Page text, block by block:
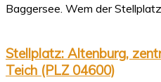
Baggersee. Wem der
Stellplatz: Altenburg,
Teich (PLZ 04600)